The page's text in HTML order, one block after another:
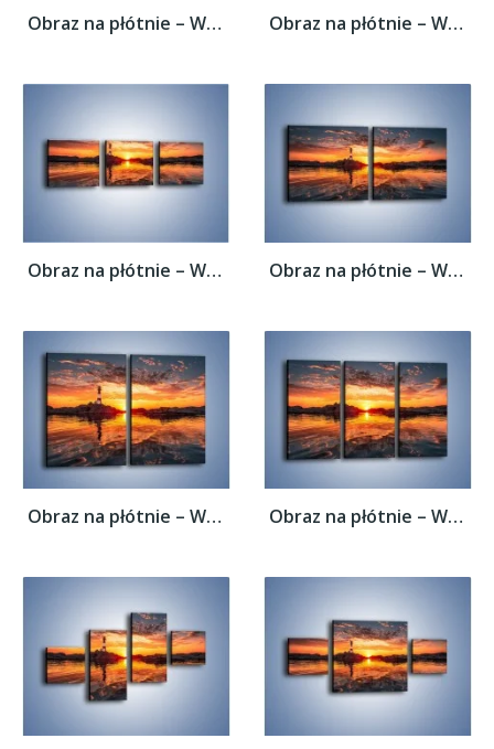
Obraz na płótnie – Widok z latarni na... Obraz na płótnie – Widok z latarni na...
Obraz na płótnie – Widok z latarni na... Obraz na płótnie – Widok z latarni na...
Obraz na płótnie – Widok z latarni na... Obraz na płótnie – Widok z latarni na...